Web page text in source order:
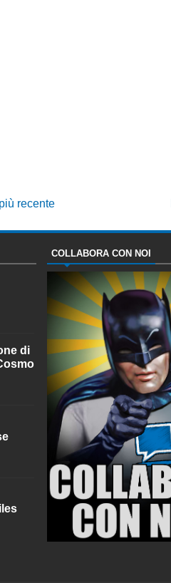
recente
di
COLLABORA CON NOI